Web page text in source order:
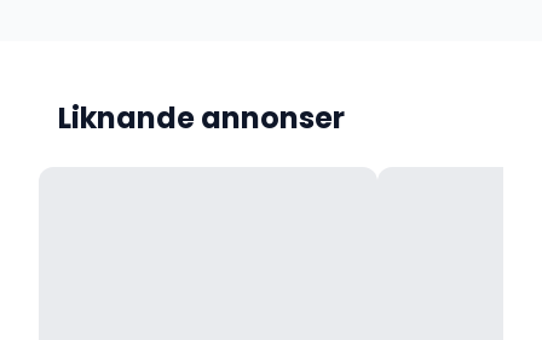
Liknande annonser